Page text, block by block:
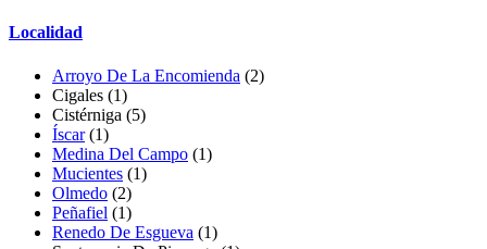
Localidad
Arroyo De La Encomienda (2)
Cigales (1)
Cistérniga (5)
Íscar(1)
Medina Del Campo (1)
Mucientes (1)
Olmedo (2)
Peñafiel (1)
Renedo De Esgueva (1)